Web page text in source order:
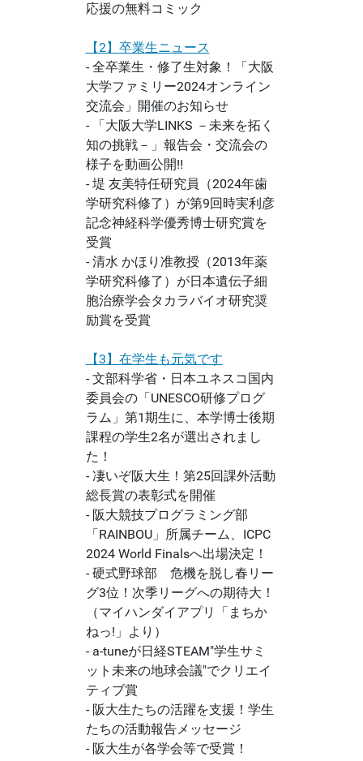
応援の無料コミック
【2】卒業生ニュース
- 全卒業生・修了生対象！「大阪
大学ファミリー2024オンライン
交流会」開催のお知らせ
- 「大阪大学LINKS －未来を拓く
知の挑戦－」報告会・交流会の
様子を動画公開‼
- 堤 友美特任研究員（2024年歯
学研究科修了）が第9回時実利彦
記念神経科学優秀博士研究賞を
受賞
- 清水 かほり准教授（2013年薬
学研究科修了）が日本遺伝子細
胞治療学会タカラバイオ研究奨
励賞を受賞
【3】在学生も元気です
- 文部科学省・日本ユネスコ国内
委員会の「UNESCO研修プログ
ラム」第1期生に、本学博士後期
課程の学生2名が選出されまし
た！
- 凄いぞ阪大生！第25回課外活動
総長賞の表彰式を開催
- 阪大競技プログラミング部
「RAINBOU」所属チーム、ICPC
2024 World Finalsへ出場決定！
- 硬式野球部 危機を脱し春リー
グ3位！次季リーグへの期待大！
（マイハンダイアプリ「まちか
ねっ!」より）
- a-tuneが日経STEAM"学生サミ
ット未来の地球会議"でクリエイ
ティブ賞
- 阪大生たちの活躍を支援！学生
たちの活動報告メッセージ
- 阪大生が各学会等で受賞！